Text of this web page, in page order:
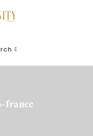
france